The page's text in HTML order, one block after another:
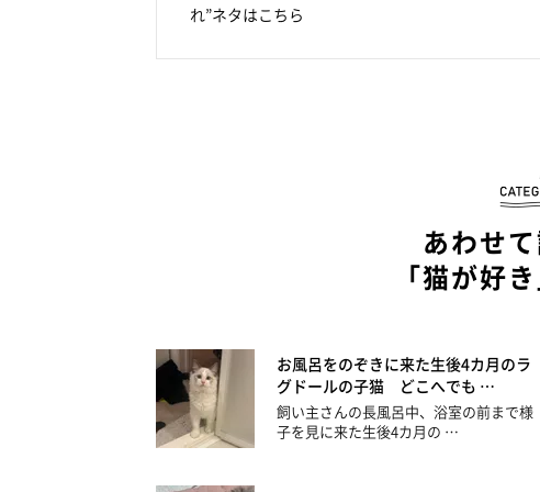
れ”ネタはこちら
あわせ
「猫が好
お風呂をのぞきに来た生後4カ月のラ
グドールの子猫 どこへでも …
飼い主さんの長風呂中、浴室の前まで様
子を見に来た生後4カ月の …